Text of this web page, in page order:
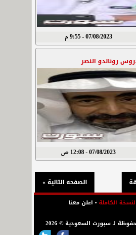
07/08/2023 - 9:55 م
رونالدو النصر
07/08/2023 - 12:08 ص
الصفحه التالية »
الكاملة• اعلن معنا
لـ سبورت السعودية © 2026